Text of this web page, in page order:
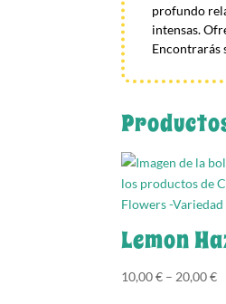
profundo
intensas.
Encontrarás
Lemon
10,00€ – 20,00€